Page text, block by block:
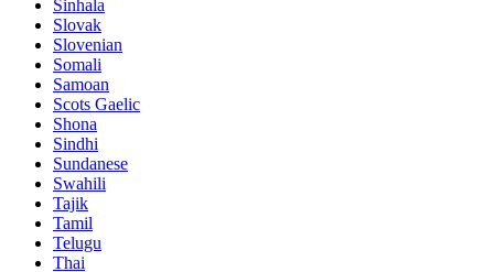
Sinhala
Slovak
Slovenian
Somali
Samoan
Scots Gaelic
Shona
Sindhi
Sundanese
Swahili
Tajik
Tamil
Telugu
Thai